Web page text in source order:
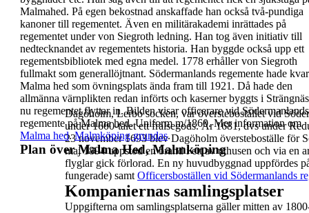
Dagöholm, Lerbo socken, varöversteboställetvid
under 1600-talet ett frälsegods. År 1681, dvs under
23 november1693blev Dagöholm översteboställe för
maj1894uppstod en brand i ett av uthusen och via en
flyglar gick förlorad. En ny huvudbyggnad uppfördes
fungerade) samt Officersboställen vid Södermanlands
Kompaniernas samlingsplatser
Uppgifterna om samlingsplatserna gäller mitten av
Malmahed. På egen bekostnad anskaffade han också två-pundiga
kanoner till regementet. Även en militärakademi inrättades på
regementet under von Siegroth ledning. Han tog även initiativ till
nedtecknandet av regementets historia. Han byggde också upp ett
regementsbibliotek med egna medel. 1778 erhåller von Siegroth
fullmakt som generallöjtnant. Södermanlands regemente hade kvar
Malma hed som övningsplats ända fram till 1921 . Då hade den
allmänna värnplikten redan införts och kaserner byggts i
nu regementet flyttar in. Bilden visar officerare vidSödermanlands
regementepå Malma hed. Uniformm/1860. Mer information om
Malma hed.Malmköpinggrundas.
Plan över Malma Hed, Malmköping